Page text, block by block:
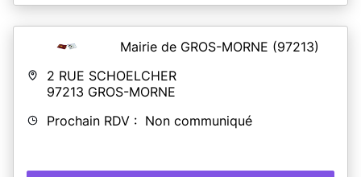
Mairie de GROS-MORNE (97213)
2 RUE SCHOELCHER
97213 GROS-MORNE
Prochain RDV : Non communiqué